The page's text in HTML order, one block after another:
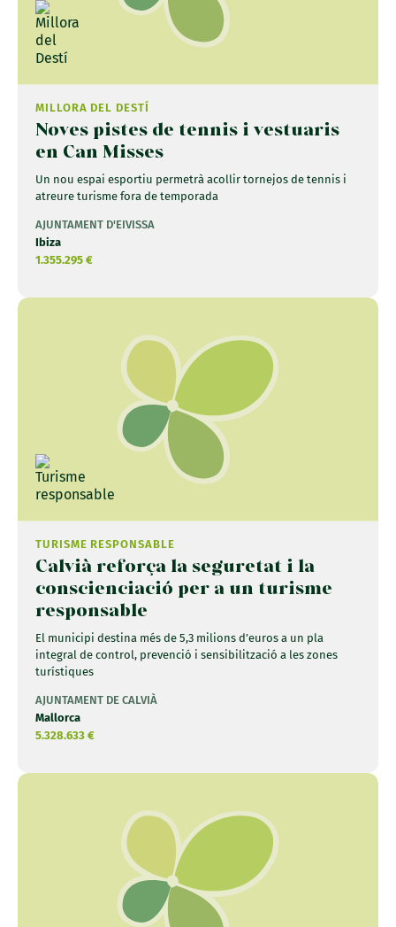
MILLORA DEL DESTÍ
Noves pistes de tennis i vestuaris
en Can Misses
Un nou espai esportiu permetrà acollir tornejos de tennis i
atreure turisme fora de temporada
AJUNTAMENT D'EIVISSA
Ibiza
1.355.295 €
TURISME RESPONSABLE
Calvià reforça la seguretat i la
conscienciació per a un turisme
responsable
El municipi destina més de 5,3 milions d’euros a un pla
integral de control, prevenció i sensibilització a les zones
turístiques
AJUNTAMENT DE CALVIÀ
Mallorca
5.328.633 €